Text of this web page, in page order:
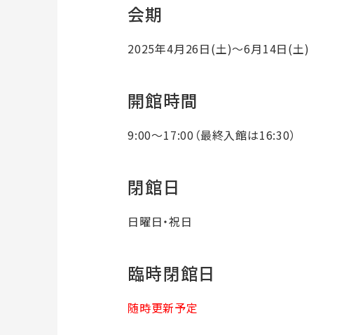
会期
2025年4月26日(土)～6月14日(土)
開館時間
9:00～17:00（最終入館は16:30）
閉館日
日曜日・祝日
臨時閉館日
随時更新予定